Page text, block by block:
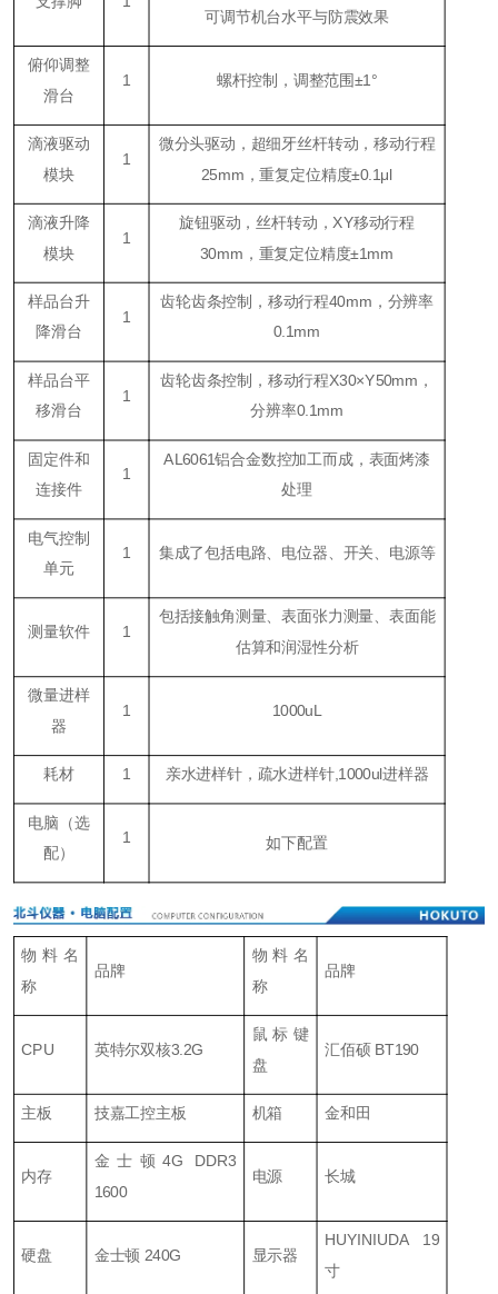
可调节机台水平与防震效果
俯仰调整
滑台
1 螺杆控制，调整范围±1°
滴液驱动
模块
1
微分头驱动，超细牙丝杆转动，移动行程
25mm，重复定位精度±0.1μl
滴液升降
模块
1
旋钮驱动，丝杆转动，XY移动行程
30mm，重复定位精度±1mm
样品台升
降滑台
1
齿轮齿条控制，移动行程40mm，分辨率
0.1mm
样品台平
移滑台
1
齿轮齿条控制，移动行程X30×Y50mm，
分辨率0.1mm
固定件和
连接件
1
AL6061铝合金数控加工而成，表面烤漆
处理
电气控制
单元
1 集成了包括电路、电位器、开关、电源等
测量软件 1
包括接触角测量、表面张力测量、表面能
估算和润湿性分析
微量进样
器
1 1000uL
耗材 1 亲水进样针，疏水进样针,1000ul进样器
电脑 （选
配）
1 如下配置
物料名
称
品牌
物料名
称
品牌
CPU 英特尔双核3.2G
鼠标键
盘
汇佰硕 BT190
主板 技嘉工控主板 机箱 金和田
内存
金士顿4G DDR3
1600
电源 长城
硬盘 金士顿 240G 显示器
HUYINIUDA 19
寸